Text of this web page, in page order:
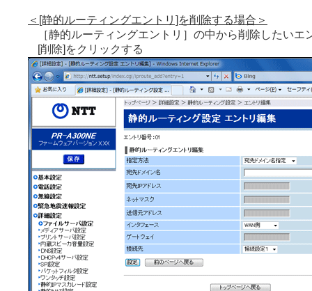
＜[静的ルーティングエントリ]を削除する場合＞
［静的ルーティングエントリ］の中から削除したいエ
[削除]をクリックする